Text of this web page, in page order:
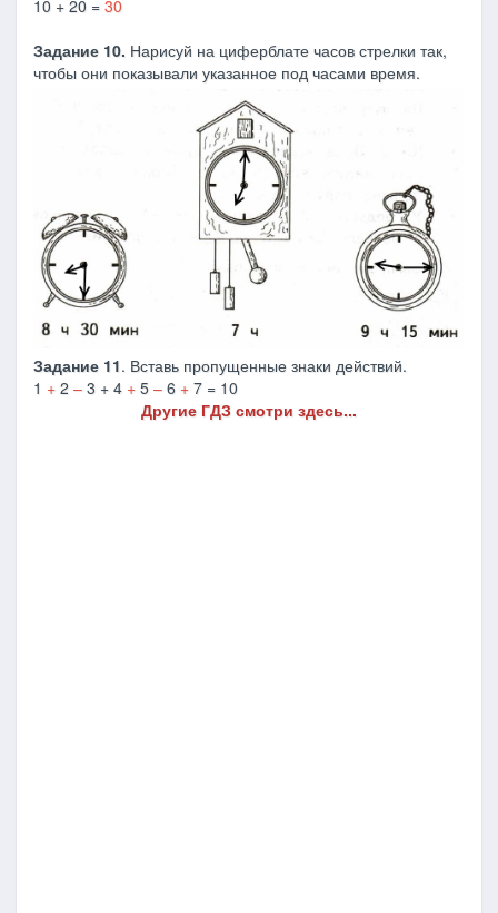
10 + 20 = 30
Задание 10. Нарисуй на циферблате часов стрелки так,
чтобы они показывали указанное под часами время.
Задание 11. Вставь пропущенные знаки действий.
1 + 2 – 3 + 4 + 5 – 6 + 7 = 10
Другие ГДЗ смотри здесь...